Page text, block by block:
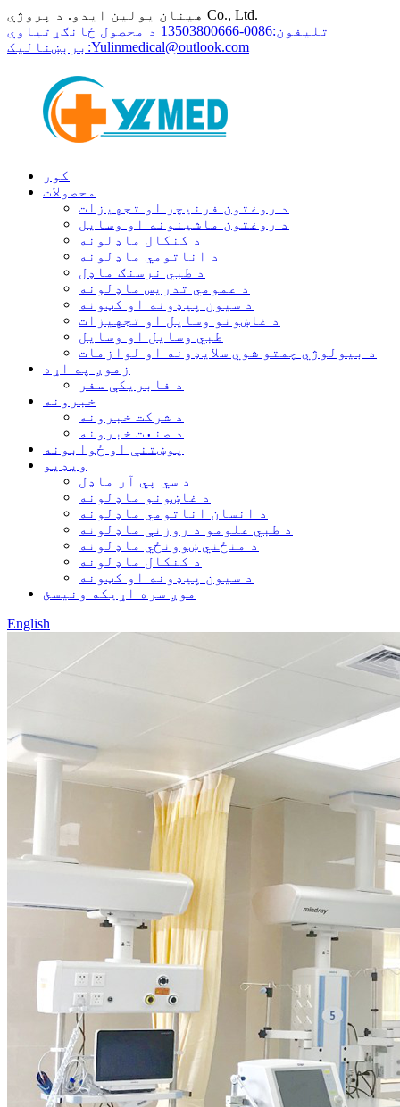
هینان یولین ایدو. د پروژې Co., Ltd.
تلیفون:0086-13503800666 د محصول ځانګړتیاوې
برېښنالیک:Yulinmedical@outlook.com
کور
محصولات
د روغتون فرنیچر او تجهیزات
د روغتون ماشینونه او وسایل
د کنکال ماډلونه
د اناتومي ماډلونه
د طبي نرسنګ ماډل
د عمومي تدریس ماډلونه
د سیون پیډونه او کټونه
د غاښونو وسایل او تجهیزات
طبي وسایل او وسایل
د بیولوژي چمتو شوي سلایډونه او لوازمات
زموږ په اړه
د فابریکې سفر
خبرونه
د شرکت خبرونه
د صنعت خبرونه
پوښتنې او ځوابونه
ویډیو
د سي پي آر ماډل
د غاښونو ماډلونه
د انسان اناتومي ماډلونه
د طبي علومو د روزنې ماډلونه
د منځني ښوونځي ماډلونه
د کنکال ماډلونه
د سیون پیډونه او کټونه
موږ سره اړیکه ونیسئ
English